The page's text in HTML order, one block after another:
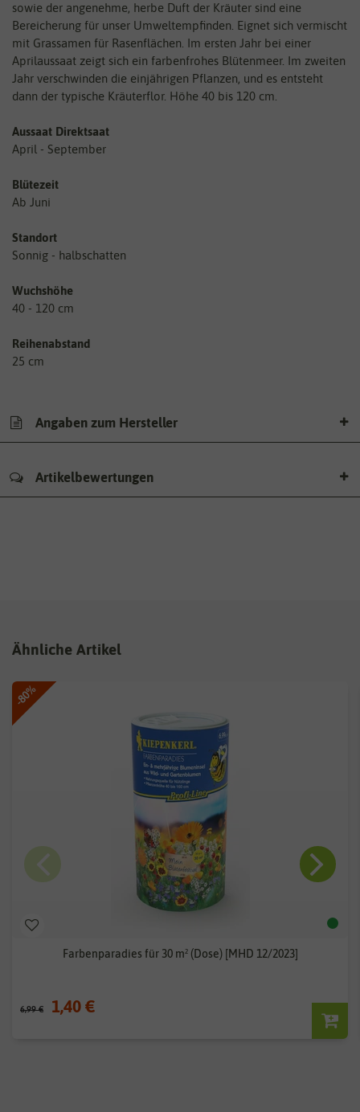
sowie der angenehme, herbe Duft der Kräuter sind eine
Bereicherung für unser Umweltempfinden. Eignet sich vermischt
mit Grassamen für Rasenflächen. Im ersten Jahr bei einer
Aprilaussaat zeigt sich ein farbenfrohes Blütenmeer. Im zweiten
Jahr verschwinden die einjährigen Pflanzen, und es entsteht
dann der typische Kräuterflor. Höhe 40 bis 120 cm.
Aussaat Direktsaat
April - September
Blütezeit
Ab Juni
Standort
Sonnig - halbschatten
Wuchshöhe
40 - 120 cm
Reihenabstand
25 cm
Angaben zum Hersteller
Artikelbewertungen
Ähnliche Artikel
-80%
Farbenparadies für 30 m² (Dose) [MHD 12/2023]
6,99 € 1,40 €